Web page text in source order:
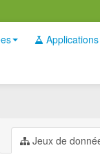
Applications
Jeux de